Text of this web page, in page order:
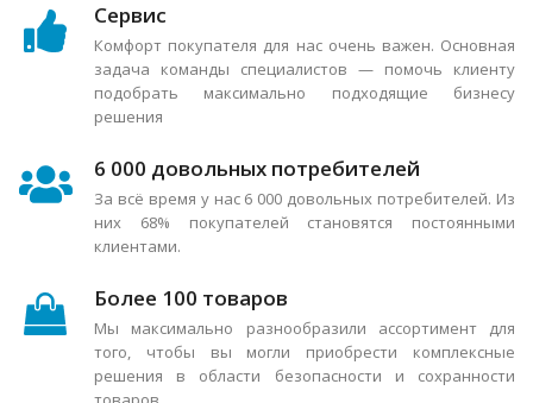
Сервис
Комфорт покупателя для нас очень важен. Основная
задача команды специалистов — помочь клиенту
подобрать максимально подходящие бизнесу
решения
6 000 довольных потребителей
За всё время у нас 6 000 довольных потребителей. Из
них 68% покупателей становятся постоянными
клиентами.
Более 100 товаров
Мы максимально разнообразили ассортимент для
того, чтобы вы могли приобрести комплексные
решения в области безопасности и сохранности